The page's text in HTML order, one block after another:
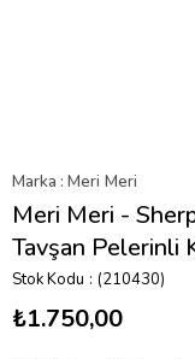
Marka : Meri Meri
Meri Meri -
Tavşan Pelerinli
Stok Kodu (210430)
₺1.750,00